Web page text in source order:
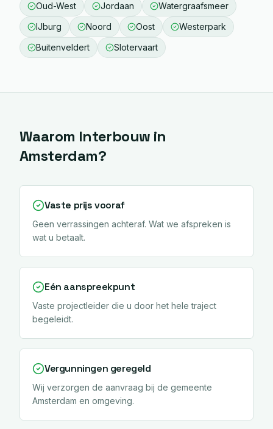
Oud-West
Jordaan
Watergraafsmeer
IJburg
Noord Oost
Westerpark
Buitenveldert
Slotervaart
Waarom Interbouw in
Amsterdam?
Vaste prijs vooraf
Geen verrassingen achteraf. Wat we afspreken is
wat u betaalt.
Eén aanspreekpunt
Vaste projectleider die u door het hele traject
begeleidt.
Vergunningen geregeld
Wij verzorgen de aanvraag bij de gemeente
Amsterdam en omgeving.